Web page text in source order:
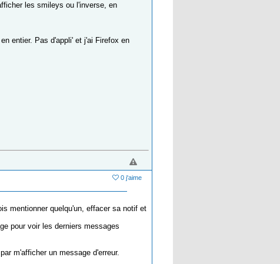
les smileys ou l'inverse, en
entier. Pas d'appli' et j'ai Firefox en
0 j'aime
mentionner quelqu'un, effacer sa notif et
pour voir les derniers messages
m'afficher un message d'erreur.